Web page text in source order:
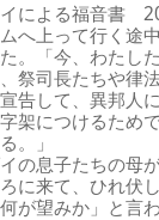
よる福音書
へ上って行く途
。「今、わたし
祭司長たちや律
告して、異邦人
架につけるため
。」
の息子たちの母
に来て、ひれ伏
が望みか」と言